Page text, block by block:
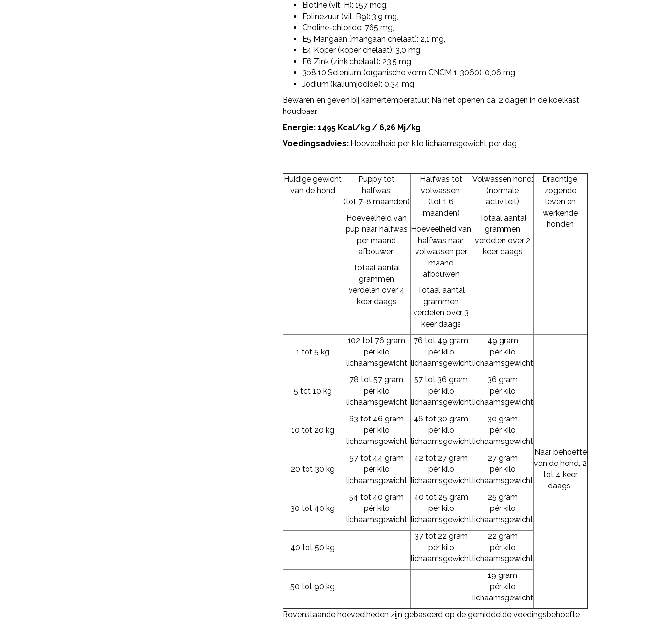
Biotine (vit. H): 157 mcg,
Folinezuur (vit. B9): 3,9 mg,
Choline-chloride: 765 mg,
E5 Mangaan (mangaan chelaat): 2,1 mg,
E4 Koper (koper chelaat): 3,0 mg,
E6 Zink (zink chelaat): 23,5 mg,
3b8.10 Selenium (organische vorm CNCM 1-3060): 0,06 mg,
Jodium (kaliumjodide): 0,34 mg
Bewaren en geven bij kamertemperatuur. Na het openen ca. 2 dagen in de koelkast
houdbaar.
Energie: 1495 Kcal/kg / 6,26 Mj/kg
Voedingsadvies: Hoeveelheid per kilo lichaamsgewicht per dag
Huidige gewicht
van de hond
Puppy tot
halfwas:
(tot 7-8 maanden)
Hoeveelheid van
pup naar halfwas
per maand
afbouwen
Totaal aantal
grammen
verdelen over 4
keer daags
Halfwas tot
volwassen:
(tot 1 6
maanden)
Hoeveelheid van
halfwas naar
volwassen per
maand
afbouwen
Totaal aantal
grammen
verdelen over 3
keer daags
Volwassen hond:
(normale
activiteit)
Totaal aantal
grammen
verdelen over 2
keer daags
Drachtige,
zogende
teven en
werkende
honden
1 tot 5 kg
102 tot 76 gram
pér kilo
lichaamsgewicht
76 tot 49 gram
pér kilo
lichaamsgewicht
49 gram
pér kilo
lichaamsgewicht
Naar behoefte
van de hond, 2
tot 4 keer
daags
5 tot 10 kg
78 tot 57 gram
pér kilo
lichaamsgewicht
57 tot 36 gram
pér kilo
lichaamsgewicht
36 gram
pér kilo
lichaamsgewicht
10 tot 20 kg
63 tot 46 gram
pér kilo
lichaamsgewicht
46 tot 30 gram
pér kilo
lichaamsgewicht
30 gram
pér kilo
lichaamsgewicht
20 tot 30 kg
57 tot 44 gram
pér kilo
lichaamsgewicht
42 tot 27 gram
pér kilo
lichaamsgewicht
27 gram
pér kilo
lichaamsgewicht
30 tot 40 kg
54 tot 40 gram
pér kilo
lichaamsgewicht
40 tot 25 gram
pér kilo
lichaamsgewicht
25 gram
pér kilo
lichaamsgewicht
40 tot 50 kg
37 tot 22 gram
pér kilo
lichaamsgewicht
22 gram
pér kilo
lichaamsgewicht
50 tot 90 kg
19 gram
pér kilo
lichaamsgewicht
Bovenstaande hoeveelheden zijn gebaseerd op de gemiddelde voedingsbehoefte